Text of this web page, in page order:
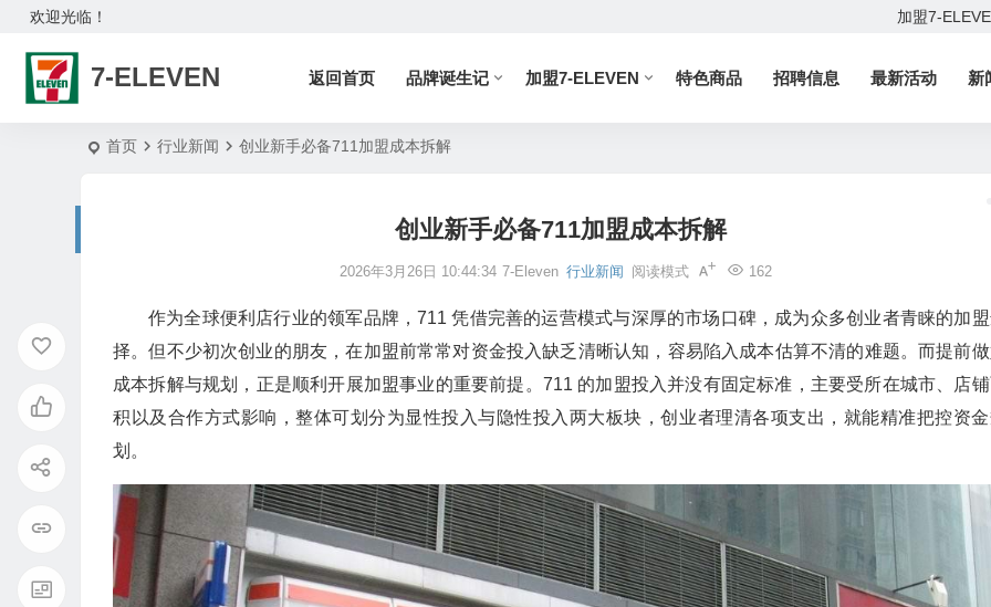
欢迎光临！ 加盟7-
7-ELEVEN 返回首页 品牌诞生记 加盟7-ELEVEN 特色商品 招聘信息 最新活动 新
首页 行业新闻 创业新手必备711加盟成本拆解
创业新手必备711加盟成本拆解
2026年3月26日 10:44:34 7-Eleven 行业新闻 162
阅读模式
作为全球便利店行业的领军品牌，711 凭借完善的运营模式与深厚的市场口碑，成为众多创业者青睐的加
择。但不少初次创业的朋友，在加盟前常常对资金投入缺乏清晰认知，容易陷入成本估算不清的难题。而提前
成本拆解与规划，正是顺利开展加盟事业的重要前提。711 的加盟投入并没有固定标准，主要受所在城市、店
积以及合作方式影响，整体可划分为显性投入与隐性投入两大板块，创业者理清各项支出，就能精准把控资
划。